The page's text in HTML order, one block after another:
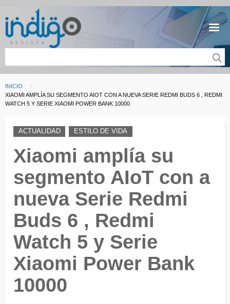
Pasar al contenido principal
Sobrescribir enlaces de ayuda a la navegación
INICIO
CURRENT:
XIAOMI AMPLÍA SU SEGMENTO AIOT CON A NUEVA SERIE REDMI BUDS 6 , REDMI
WATCH 5 Y SERIE XIAOMI POWER BANK 10000
ACTUALIDAD ESTILO DE VIDA
Xiaomi amplía su
segmento AIoT con a
nueva Serie Redmi
Buds 6 , Redmi
Watch 5 y Serie
Xiaomi Power Bank
10000